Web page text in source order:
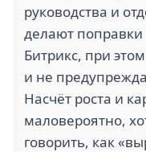
руководства и
делают
Битрикс, при
и не
Насчёт роста и
маловероятно,
говорить, как